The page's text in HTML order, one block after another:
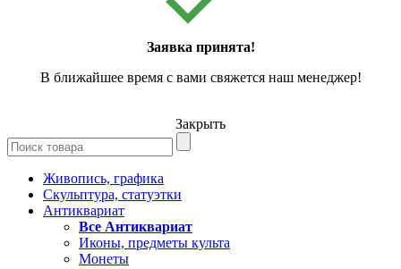
Заявка принята!
В ближайшее время с вами свяжется наш менеджер!
Закрыть
Живопись, графика
Скульптура, статуэтки
Антиквариат
Все Антиквариат
Иконы, предметы культа
Монеты